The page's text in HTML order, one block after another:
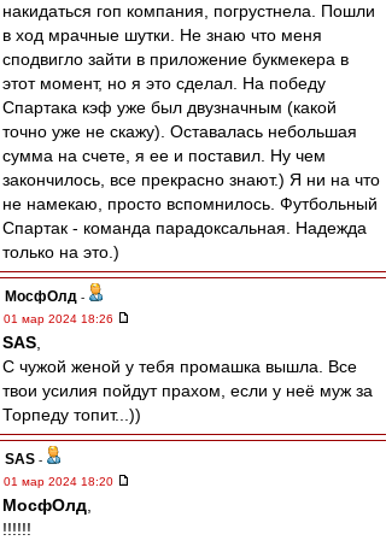
накидаться гоп компания, погрустнела. Пошли
в ход мрачные шутки. Не знаю что меня
сподвигло зайти в приложение букмекера в
этот момент, но я это сделал. На победу
Спартака кэф уже был двузначным (какой
точно уже не скажу). Оставалась небольшая
сумма на счете, я ее и поставил. Ну чем
закончилось, все прекрасно знают.) Я ни на что
не намекаю, просто вспомнилось. Футбольный
Спартак - команда парадоксальная. Надежда
только на это.)
МосфОлд -
01 мар 2024 18:26
SAS
С чужой женой у тебя промашка вышла. Все
твои усилия пойдут прахом, если у неё муж за
Торпеду топит...))
SAS -
01 мар 2024 18:20
МосфОлд
!!!!!!